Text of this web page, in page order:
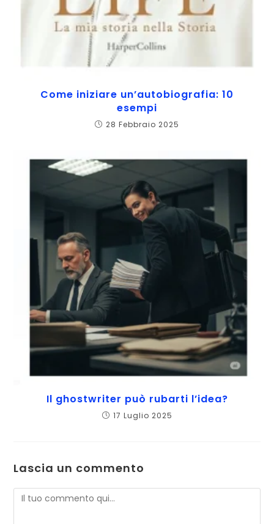
Come iniziare un’autobiografia: 10
esempi
28 Febbraio 2025
Il ghostwriter può rubarti l’idea?
17 Luglio 2025
Lascia un commento
Commento